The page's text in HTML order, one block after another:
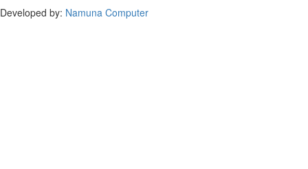
Developed by: Namuna Computer